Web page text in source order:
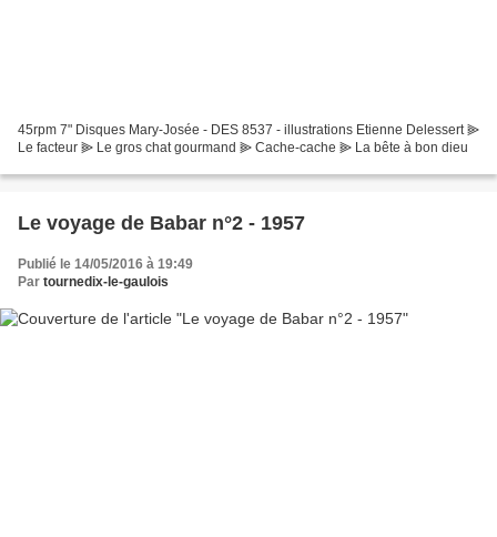
45rpm 7" Disques Mary-Josée - DES 8537 - illustrations Etienne Delessert ⫸
Le facteur ⫸ Le gros chat gourmand ⫸ Cache-cache ⫸ La bête à bon dieu
Le voyage de Babar n°2 - 1957
Publié le 14/05/2016 à 19:49
Par tournedix-le-gaulois